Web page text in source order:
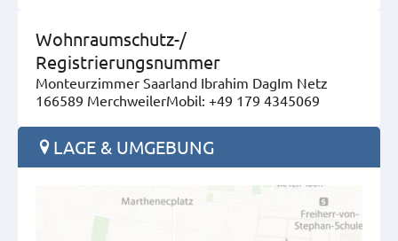
Wohnraumschutz-/
Registrierungsnummer
Monteurzimmer Saarland Ibrahim DagIm Netz
166589 MerchweilerMobil: +49 179 4345069
LAGE & UMGEBUNG